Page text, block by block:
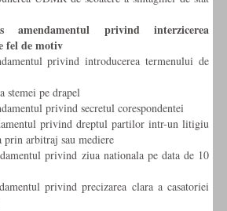
privind interzicerea
fel de motiv
privind introducerea termenului de
stemei pe drapel
privind secretul corespondentei
privind dreptul partilor intr-un litigiu
prin arbitraj sau mediere
privind ziua nationala pe data de 10
privind precizarea clara a casatoriei